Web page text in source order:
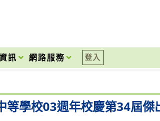
訊 網路服務 登入
等學校03週年校慶第34屆